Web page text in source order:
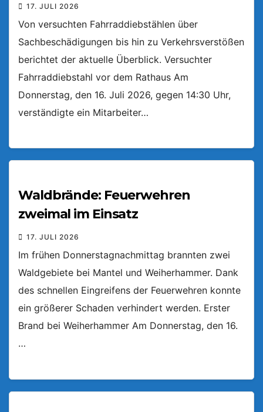
17. JULI 2026
Von versuchten Fahrraddiebstählen über
Sachbeschädigungen bis hin zu Verkehrsverstößen
berichtet der aktuelle Überblick. Versuchter
Fahrraddiebstahl vor dem Rathaus Am
Donnerstag, den 16. Juli 2026, gegen 14:30 Uhr,
verständigte ein Mitarbeiter…
Waldbrände: Feuerwehren
zweimal im Einsatz
17. JULI 2026
Im frühen Donnerstagnachmittag brannten zwei
Waldgebiete bei Mantel und Weiherhammer. Dank
des schnellen Eingreifens der Feuerwehren konnte
ein größerer Schaden verhindert werden. Erster
Brand bei Weiherhammer Am Donnerstag, den 16.
…